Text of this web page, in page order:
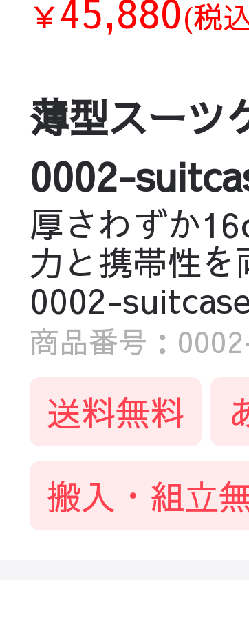
￥45,880(税
薄型スーツ
0002-
厚さわずか
力と携帯性
0002-
商品番号：
送料無料
搬入・組立